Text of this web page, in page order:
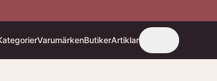
VarumärkenButikerArtiklar